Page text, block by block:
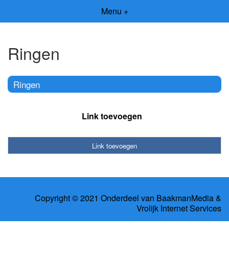
Menu +
Ringen
Ringen
Link toevoegen
Link toevoegen
Copyright © 2021 Onderdeel van BaakmanMedia&
Vrolijk Internet Services